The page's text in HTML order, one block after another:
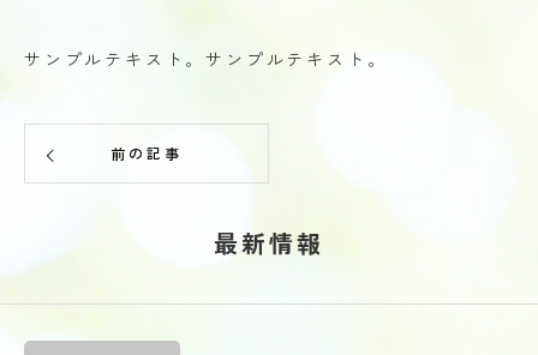
サンプルテキスト。サンプルテキスト。
前の記事
最新情報